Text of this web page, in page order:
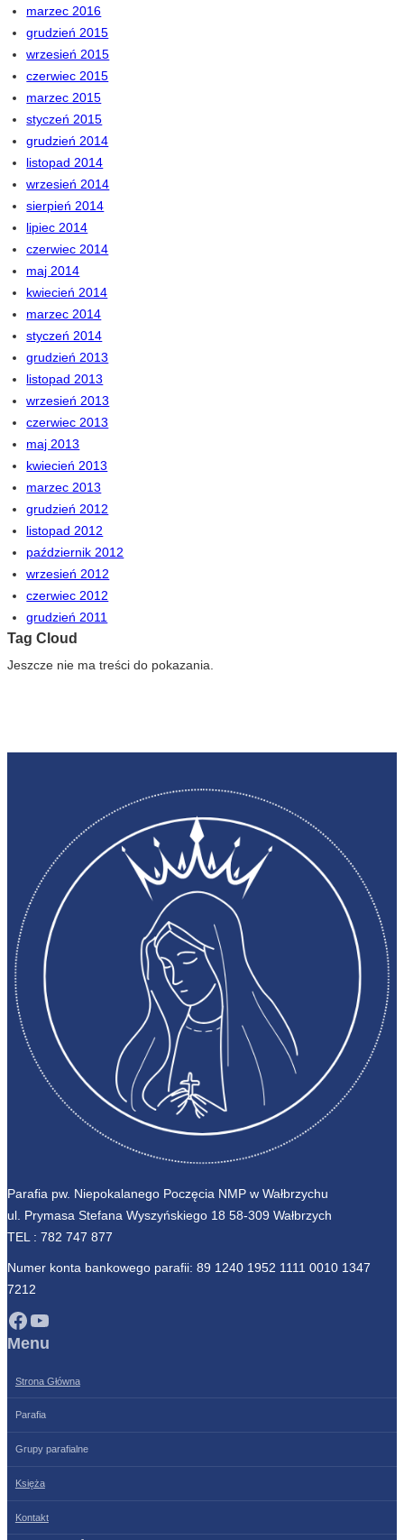
marzec 2016
grudzień 2015
wrzesień 2015
czerwiec 2015
marzec 2015
styczeń 2015
grudzień 2014
listopad 2014
wrzesień 2014
sierpień 2014
lipiec 2014
czerwiec 2014
maj 2014
kwiecień 2014
marzec 2014
styczeń 2014
grudzień 2013
listopad 2013
wrzesień 2013
czerwiec 2013
maj 2013
kwiecień 2013
marzec 2013
grudzień 2012
listopad 2012
październik 2012
wrzesień 2012
czerwiec 2012
grudzień 2011
Tag Cloud
Jeszcze nie ma treści do pokazania.
Parafia pw. Niepokalanego Poczęcia NMP w Wałbrzychu
ul. Prymasa Stefana Wyszyńskiego 18 58-309 Wałbrzych
TEL : 782 747 877
Numer konta bankowego parafii: 89 1240 1952 1111 0010 1347
7212
Facebook YouTube
Menu
Strona Główna
Parafia
Grupy parafialne
Księża
Kontakt